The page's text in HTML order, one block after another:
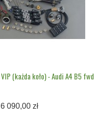
(każda koło) - Audi A4 B5 fwd
6 090,00 zł